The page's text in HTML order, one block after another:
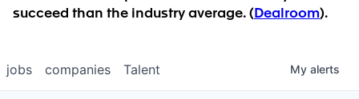
succeed than the industry average. ( Dealroom).
jobs companies Talent My alerts